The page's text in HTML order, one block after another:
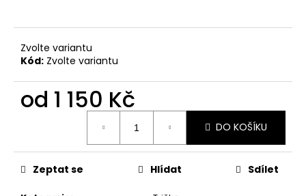
Zvolte variantu
Kód: Zvolte variantu
od 1 150 Kč
DO KOŠÍKU
Zeptat se Hlídat Sdílet